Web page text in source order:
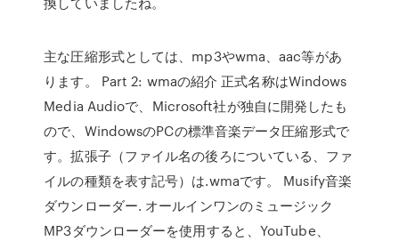
主な圧縮形式としては、mp3やwma、aac等があ
ります。 Part 2: wmaの紹介 正式名称はWindows
Media Audioで、Microsoft社が独自に開発したも
ので、WindowsのPCの標準音楽データ圧縮形式で
す。拡張子（ファイル名の後ろについている、ファ
イルの種類を表す記号）は.wmaです。 Musify音楽
ダウンローダー. オールインワンのミュージック
MP3ダウンローダーを使用すると、YouTube、